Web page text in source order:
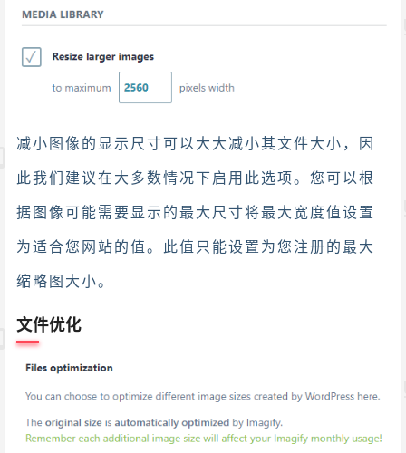
减小图像的显示尺寸可以大大减小其文件大小，因
此我们建议在大多数情况下启用此选项。您可以根
据图像可能需要显示的最大尺寸将最大宽度值设置
为适合您网站的值。此值只能设置为您注册的最大
缩略图大小。
文件优化